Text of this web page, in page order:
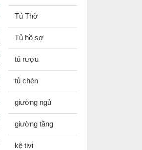
Tủ Thờ
Tủ hồ sơ
tủ rượu
tủ chén
giường ngủ
giường tầng
kệ tivi